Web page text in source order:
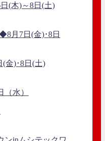
(木)～8日(土)
(金)･8日(土)